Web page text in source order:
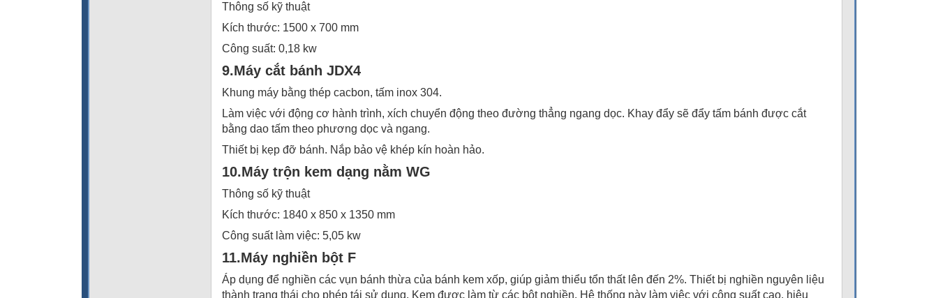
Thông số kỹ thuật
Kích thước: 1500 x 700 mm
Công suất: 0,18 kw
9.Máy cắt bánh JDX4
Khung máy bằng thép cacbon, tấm inox 304.
Làm việc với động cơ hành trình, xích chuyển động theo đường thẳng ngang dọc. Khay đẩy sẽ đẩy tấm bánh được cắt
bằng dao tấm theo phương dọc và ngang.
Thiết bị kẹp đỡ bánh. Nắp bảo vệ khép kín hoàn hảo.
10.Máy trộn kem dạng nằm WG
Thông số kỹ thuật
Kích thước: 1840 x 850 x 1350 mm
Công suất làm việc: 5,05 kw
11.Máy nghiền bột F
Áp dụng để nghiền các vụn bánh thừa của bánh kem xốp, giúp giảm thiểu tổn thất lên đến 2%. Thiết bị nghiền nguyên liệu
thành trạng thái cho phép tái sử dụng. Kem được làm từ các bột nghiền. Hệ thống này làm việc với công suất cao, hiệu